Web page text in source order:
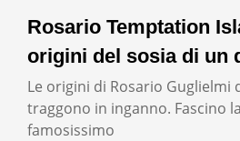
Rosario Temptation
origini del sosia di un
Le origini di Rosario Guglielmi
traggono in inganno. Fascino
famosissimo